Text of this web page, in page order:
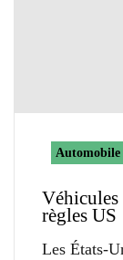
Automobile
Véhicules
règles US
Les États-